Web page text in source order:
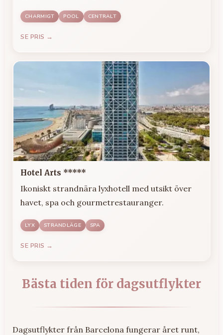
CHARMIGT POOL CENTRALT
SE PRIS →
Hotel Arts *****
Ikoniskt strandnära lyxhotell med utsikt över
havet, spa och gourmetrestauranger.
LYX STRANDLÄGE SPA
SE PRIS →
Bästa tiden för dagsutflykter
Dagsutflykter från Barcelona fungerar året runt,